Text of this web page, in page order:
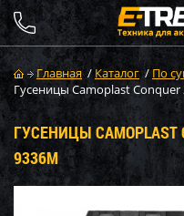
Главная / Каталог / По
Гусеницы Camoplast Conquer
ГУСЕНИЦЫ CAMOPLAST
9336M